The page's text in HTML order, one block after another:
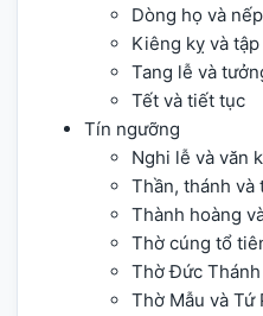
Dòng họ và
Kiêng kỵ và
Tang lễ và
Tết và tiết tục
Tín ngưỡng
Nghi lễ và văn
Thần, thánh và
Thành hoàng
Thờ cúng tổ
Thờ Đức Thánh
Thờ Mẫu và Tứ